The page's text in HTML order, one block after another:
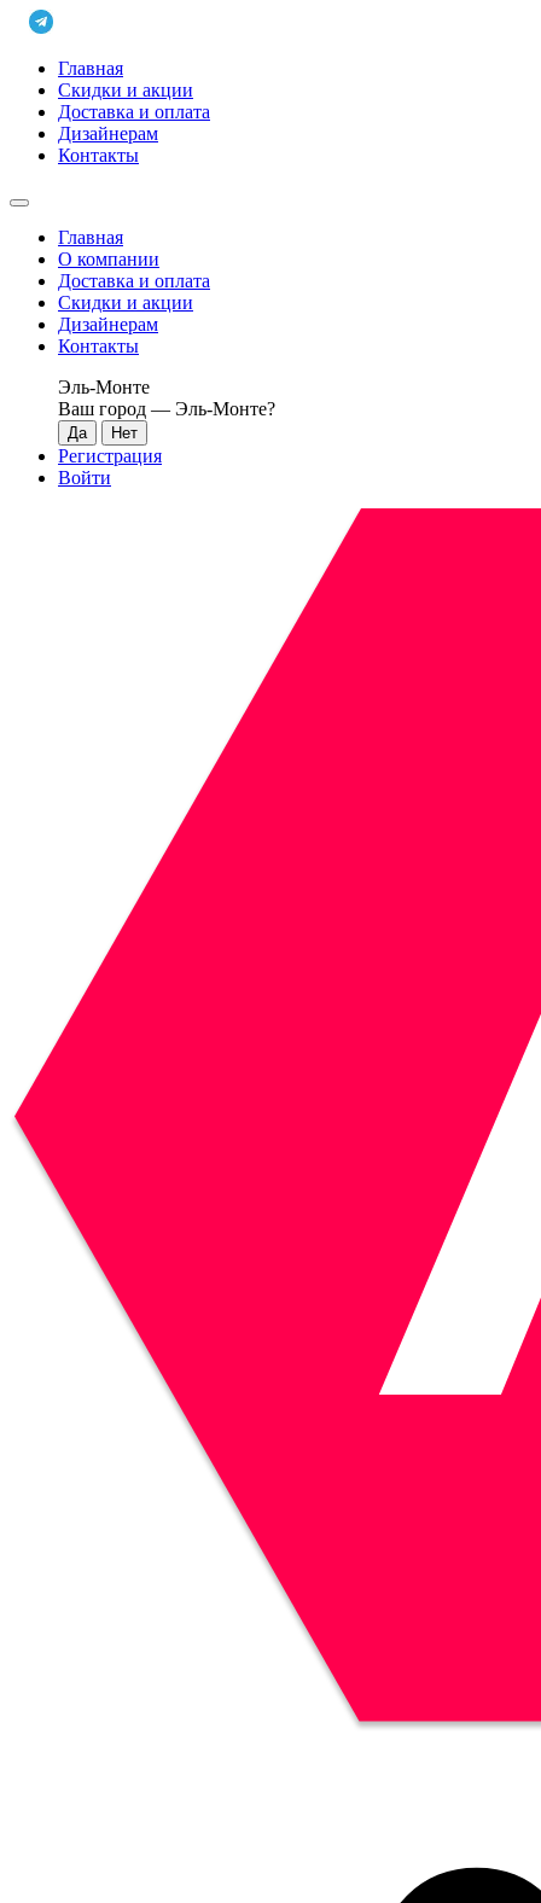
Главная
Скидки и акции
Доставка и оплата
Дизайнерам
Контакты
Главная
О компании
Доставка и оплата
Скидки и акции
Дизайнерам
Контакты
Эль-Монте
Ваш город — Эль-Монте?
Регистрация
Войти